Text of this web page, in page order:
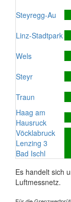
Steyregg-Au
Linz-Stadtpark
Wels
Steyr
Traun
Haag am
Hausruck
Vöcklabruck
Lenzing 3
Bad Ischl
Es handelt sich
Luftmessnetz.